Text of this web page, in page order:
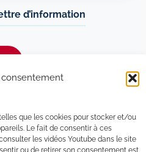
que les cookies pour stocker et/ou
Le fait de consentir à ces
les vidéos Youtube dans le site
ou de retirer son consentement est
d’information